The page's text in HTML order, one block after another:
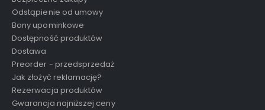
Odstąpienie od umowy
Bony upominkowe
Dostępność produktów
Dostawa
Preorder - przedsprzedaż
Jak złożyć reklamację?
Rezerwacja produktów
Gwarancja najniższej ceny